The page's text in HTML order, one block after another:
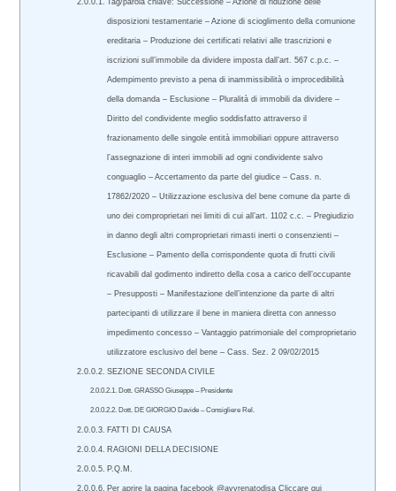
Tag/parola chiave: Successione – Azione di riduzione delle
disposizioni testamentarie – Azione di scioglimento della comunione
ereditaria – Produzione dei certificati relativi alle trascrizioni e
iscrizioni sull’immobile da dividere imposta dall’art. 567 c.p.c. –
Adempimento previsto a pena di inammissibilità o improcedibilità
della domanda – Esclusione – Pluralità di immobili da dividere –
Diritto del condividente meglio soddisfatto attraverso il
frazionamento delle singole entità immobiliari oppure attraverso
l’assegnazione di interi immobili ad ogni condividente salvo
conguaglio – Accertamento da parte del giudice – Cass. n.
17862/2020 – Utilizzazione esclusiva del bene comune da parte di
uno dei comproprietari nei limiti di cui all’art. 1102 c.c. – Pregiudizio
in danno degli altri comproprietari rimasti inerti o consenzienti –
Esclusione – Pamento della corrispondente quota di frutti civili
ricavabili dal godimento indiretto della cosa a carico dell’occupante
– Presupposti – Manifestazione dell’intenzione da parte di altri
partecipanti di utilizzare il bene in maniera diretta con annesso
impedimento concesso – Vantaggio patrimoniale del comproprietario
utilizzatore esclusivo del bene – Cass. Sez. 2 09/02/2015
SEZIONE SECONDA CIVILE
Dott. GRASSO Giuseppe – Presidente
Dott. DE GIORGIO Davide – Consigliere Rel.
FATTI DI CAUSA
RAGIONI DELLA DECISIONE
P.Q.M.
Per aprire la pagina facebook @avvrenatodisa Cliccare qui